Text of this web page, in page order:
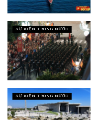
SỰ KIỆN TRONG NƯỚC
SỰ KIỆN TRONG NƯỚC